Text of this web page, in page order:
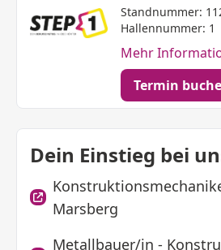
Standnummer:
Hallennummer: 1
Termin
Dein Einstieg bei
Marsberg
Metallbauer/in -